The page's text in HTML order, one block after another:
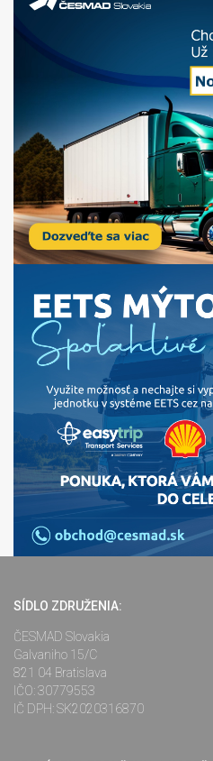
SÍDLO ZDRUŽENIA:
ČESMAD Slovakia
Galvaniho 15/C
821 04 Bratislava
IČO: 30779553
IČ DPH: SK2020316870